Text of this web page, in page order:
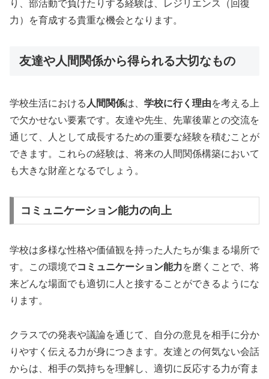
り、部活動で負けたりする経験は、レジリエンス（回復
力）を育成する貴重な機会となります。
友達や人間関係から得られる大切なもの
学校生活における 人間関係は、 学校に行く理由を考える上
で欠かせない要素です。友達や先生、先輩後輩との交流を
通じて、人として成長するための重要な経験を積むことが
できます。これらの経験は、将来の人間関係構築において
も大きな財産となるでしょう。
コミュニケーション能力の向上
学校は多様な性格や価値観を持った人たちが集まる場所で
す。この環境でコミュニケーション能力を磨くことで、将
来どんな場面でも適切に人と接することができるようにな
ります。
クラスでの発表や議論を通じて、自分の意見を相手に分か
りやすく伝える力が身につきます。友達との何気ない会話
からは、相手の気持ちを理解し、適切に反応する力が育ま